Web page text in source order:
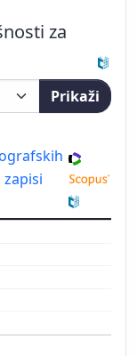
za
Prikaži
zapisi